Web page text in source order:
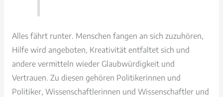
Alles fährt runter. Menschen fangen an sich zuzuhören,
Hilfe wird angeboten, Kreativität entfaltet sich und
andere vermitteln wieder Glaubwürdigkeit und
Vertrauen. Zu diesen gehören Politikerinnen und
Politiker, Wissenschaftlerinnen und Wissenschaftler und